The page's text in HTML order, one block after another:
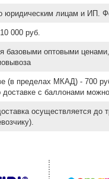
юридическим лицам и ИП.
000 руб.
базовыми оптовыми
(в пределах МКАД) - 700
с баллонами
осуществляется до